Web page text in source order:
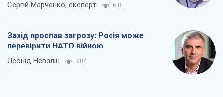
Сергій Марченко, експерт 6,8 т.
Захід проспав загрозу: Росія може
перевірити НАТО війною
Леонід Невзлін 984